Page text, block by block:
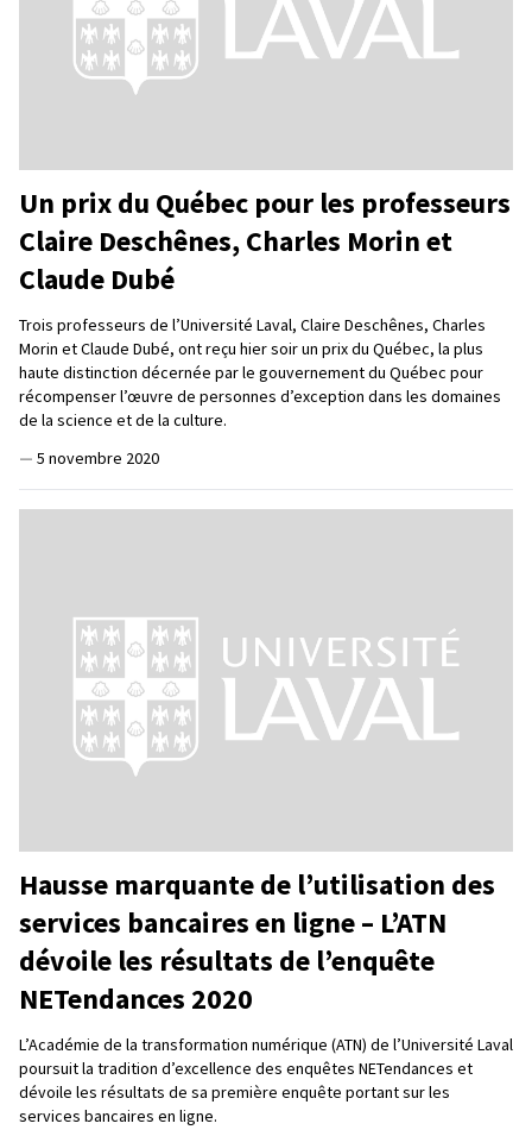
Un prix du Québec pour les professeurs
Claire Deschênes, Charles Morin et
Claude Dubé
Trois professeurs de l’Université Laval, Claire Deschênes, Charles
Morin et Claude Dubé, ont reçu hier soir un prix du Québec, la plus
haute distinction décernée par le gouvernement du Québec pour
récompenser l’œuvre de personnes d’exception dans les domaines
de la science et de la culture.
— 5 novembre 2020
Hausse marquante de l’utilisation des
services bancaires en ligne – L’ATN
dévoile les résultats de l’enquête
NETendances 2020
L’Académie de la transformation numérique (ATN) de l’Université Laval
poursuit la tradition d’excellence des enquêtes NETendances et
dévoile les résultats de sa première enquête portant sur les
services bancaires en ligne.